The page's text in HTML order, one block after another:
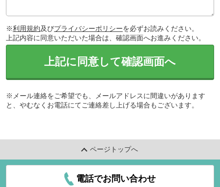
※利用規約及びプライバシーポリシーを必ずお読みください。
上記内容に同意いただいた場合は、確認画面へお進みください。
上記に同意して確認画面へ
※メール連絡をご希望でも、メールアドレスに間違いがあります
と、やむなくお電話にてご連絡差し上げる場合もございます。
ページトップへ
電話でお問い合わせ